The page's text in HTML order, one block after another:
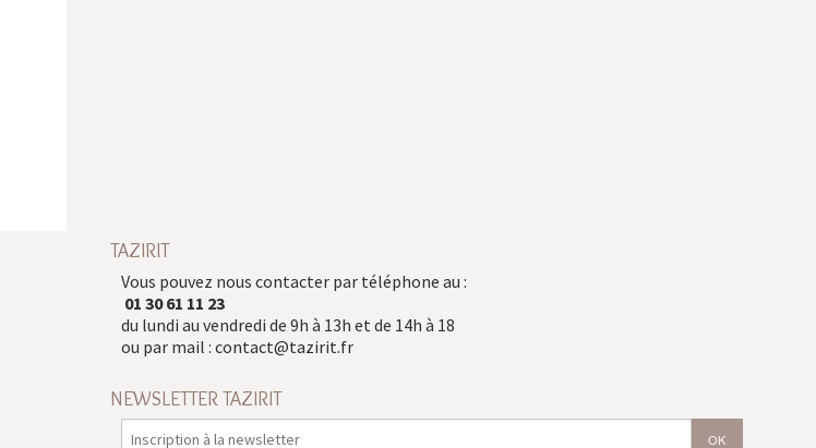
TAZIRIT
Vous pouvez nous contacter par téléphone au :
01 30 61 11 23
du lundi au vendredi de 9h à 13h et de 14h à 18
ou par mail : contact@tazirit.fr
NEWSLETTER TAZIRIT